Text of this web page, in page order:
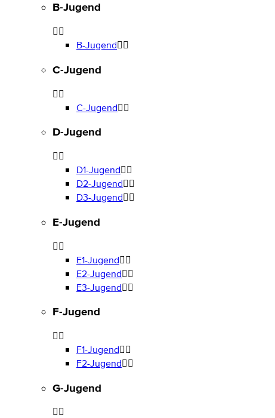
B-Jugend
B-Jugend
C-Jugend
C-Jugend
D-Jugend
D1-Jugend
D2-Jugend
D3-Jugend
E-Jugend
E1-Jugend
E2-Jugend
E3-Jugend
F-Jugend
F1-Jugend
F2-Jugend
G-Jugend